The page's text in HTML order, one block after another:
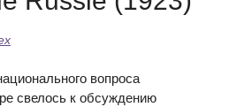
вопроса
свелось к обсуждению